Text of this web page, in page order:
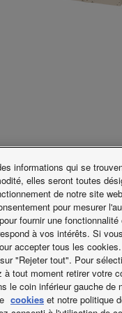
A LA PAGE D'ACCUEIL
informations qui se
elles seront toutes
de notre site
pour mesurer
fournir une
à vos intérêts. Si
accepter tous les
"Rejeter tout". Pour
tout moment retirer votre
le coin inférieur gauche de
cookies et notre politique